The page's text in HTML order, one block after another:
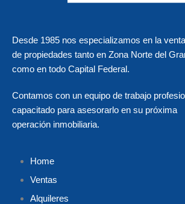
Desde 1985 nos especializamos en la
de propiedades tanto en Zona Norte del
como en todo Capital Federal.
Contamos con un equipo de trabajo
capacitado para asesorarlo en su próxima
operación inmobiliaria.
Home
Ventas
Alquileres